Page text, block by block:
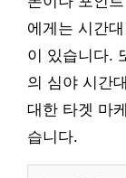
에게는 시간
이 있습니다.
의 심야 시간
대한 타겟 마
습니다.